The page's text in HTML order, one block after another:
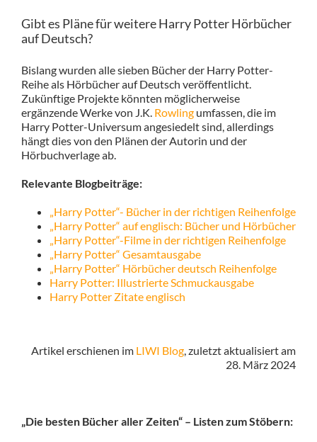
Gibt es Pläne für weitere Harry Potter Hörbücher
auf Deutsch?
Bislang wurden alle sieben Bücher der Harry Potter-
Reihe als Hörbücher auf Deutsch veröffentlicht.
Zukünftige Projekte könnten möglicherweise
ergänzende Werke von J.K. Rowling umfassen, die im
Harry Potter-Universum angesiedelt sind, allerdings
hängt dies von den Plänen der Autorin und der
Hörbuchverlage ab.
Relevante Blogbeiträge:
„Harry Potter“- Bücher in der richtigen Reihenfolge
„Harry Potter“ auf englisch: Bücher und Hörbücher
„Harry Potter“-Filme in der richtigen Reihenfolge
„Harry Potter“ Gesamtausgabe
„Harry Potter“ Hörbücher deutsch Reihenfolge
Harry Potter: Illustrierte Schmuckausgabe
Harry Potter Zitate englisch
Artikel erschienen im LIWI Blog, zuletzt aktualisiert am
28. März 2024
„Die besten Bücher aller Zeiten“ – Listen zum Stöbern: